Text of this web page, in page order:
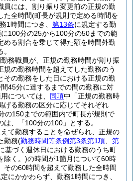
員には、割り振り変更前の正規の勤
た全時間(町長が規則で定める時間を
1時間につき、 第13条に規定する勤
100分の25から100分の50までの範
める割合を乗じて得た額を時間外勤
務職員が、正規の勤務時間が割り振
規の勤務時間を超えてした勤務のう
その勤務をした日における正規の勤
45分に達するまでの間の勤務に対
については、 同項中「正規の勤務時
げる勤務の区分に応じてそれぞれ
の150までの範囲内で町長が規則で
は、「100分の100」とする。
て勤務することを命ぜられ、正規の
勤務(勤務時間等条例第3条第1項
第
基づく週休日における勤務のうち町
除く。)の時間が1箇月について60時
その60時間を超えて勤務した全時間
にかかわらず、勤務1時間につき、